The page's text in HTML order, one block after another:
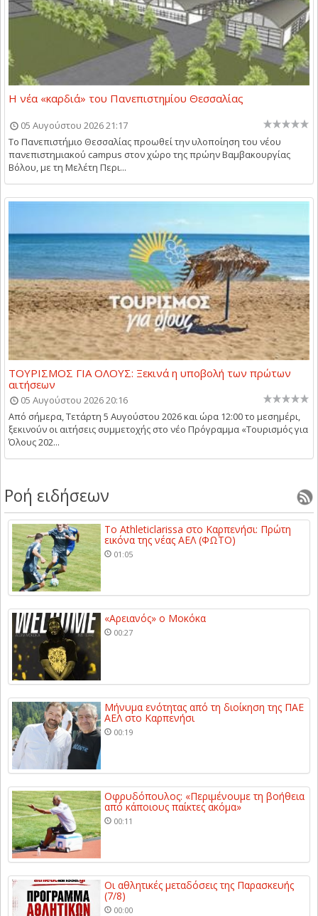
Η νέα «καρδιά» του Πανεπιστημίου Θεσσαλίας
05 Αυγούστου 2026 21:17
Το Πανεπιστήμιο Θεσσαλίας προωθεί την υλοποίηση του νέου
πανεπιστημιακού campus στον χώρο της πρώην Βαμβακουργίας
Βόλου, με τη Μελέτη Περι...
ΤΟΥΡΙΣΜΟΣ ΓΙΑ ΟΛΟΥΣ: Ξεκινά η υποβολή των πρώτων
αιτήσεων
05 Αυγούστου 2026 20:16
Από σήμερα, Τετάρτη 5 Αυγούστου 2026 και ώρα 12:00 το μεσημέρι,
ξεκινούν οι αιτήσεις συμμετοχής στο νέο Πρόγραμμα «Τουρισμός για
Όλους 202...
Ροή ειδήσεων
Το Athleticlarissa στο Καρπενήσι: Πρώτη
εικόνα της νέας ΑΕΛ (ΦΩΤΟ)
01:05
«Αρειανός» ο Μοκόκα
00:27
Μήνυμα ενότητας από τη διοίκηση της ΠΑΕ
ΑΕΛ στο Καρπενήσι
00:19
Οφρυδόπουλος: «Περιμένουμε τη βοήθεια
από κάποιους παίκτες ακόμα»
00:11
Οι αθλητικές μεταδόσεις της Παρασκευής
(7/8)
00:00